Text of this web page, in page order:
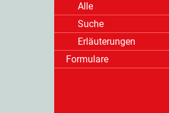
Alle
Suche
Erläuterungen
Formulare